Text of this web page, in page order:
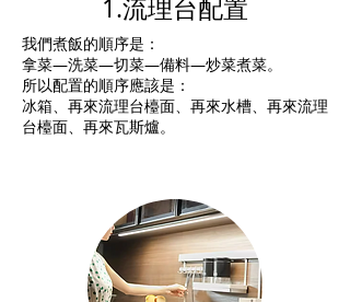
1.流理台配置
我們煮飯的順序是：
拿菜—洗菜—切菜—備料—炒菜煮菜。
所以配置的順序應該是：
冰箱、再來流理台檯面、再來水槽、再來流理
台檯面、再來瓦斯爐。